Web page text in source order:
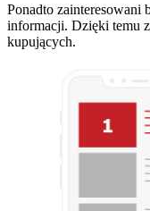
Ponadto zainteresowani
informacji. Dzięki temu
kupujących.